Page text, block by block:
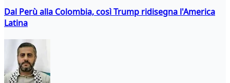
Dal Perù alla Colombia, così Trump ridisegna l'America
Latina